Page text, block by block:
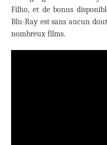
Filho, et de bonus
Blu-Ray est sans aucun
nombreux films.